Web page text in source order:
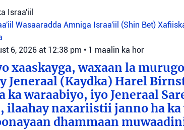
Israa'iil
Wasaaradda Amniga Israa'iil (Shin Bet)
6, 2026 at 12:38 pm • 1 maalin ka hor
xaaskayga, waxaan la
Jeneraal (Kaydka) Harel
ka waraabiyo, iyo Jeneraal
ilaahay naxariistii janno ha ka
dhammaan